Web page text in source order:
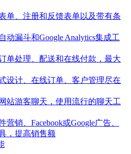
单、注册和反馈表单以及带有条
动漏斗和Google Analytics集成工
单处理、配送和在线付款，最大
设计、在线订单、客户管理尽在
站游客聊天，使用流行的聊天工
营销、Facebook或Google广告、
，提高销售额